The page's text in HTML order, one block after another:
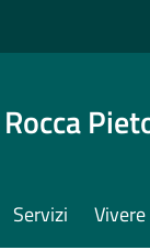
Servizi